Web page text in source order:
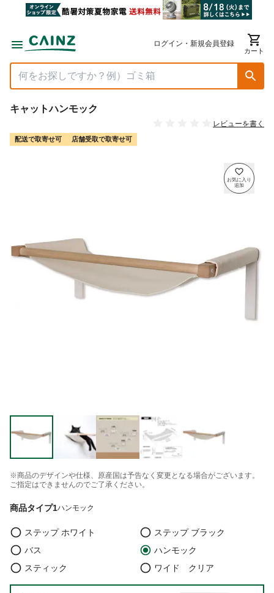
ログイン・新規会員登録
カート
キャットハンモック
レビューを書く
配送で取寄せ可 店舗受取で取寄せ可
※商品のデザインや仕様、原産国は予告なく変更となる場合がございます。
ご指定はできませんのでご了承ください。
商品タイプ1ハンモック
ステップ ホワイト
ステップ ブラック
バス
ハンモック
スティック
ワイド クリア